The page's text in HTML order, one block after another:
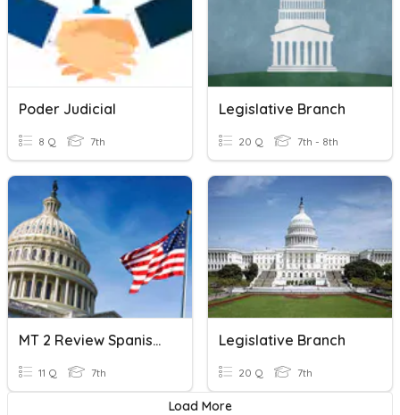
Poder Judicial
8 Q 7th
Legislative Branch
20 Q 7th - 8th
MT 2 Review Spanish Translation
11 Q 7th
Legislative Branch
20 Q 7th
Load More